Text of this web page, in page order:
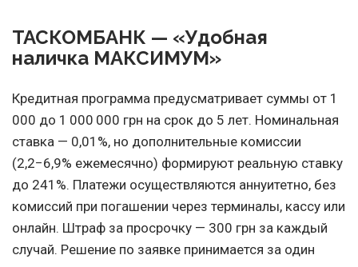
ТАСКОМБАНК — «Удобная
наличка МАКСИМУМ»
Кредитная программа предусматривает суммы от 1
000 до 1 000 000 грн на срок до 5 лет. Номинальная
ставка — 0,01%, но дополнительные комиссии
(2,2−6,9% ежемесячно) формируют реальную ставку
до 241%. Платежи осуществляются аннуитетно, без
комиссий при погашении через терминалы, кассу или
онлайн. Штраф за просрочку — 300 грн за каждый
случай. Решение по заявке принимается за один